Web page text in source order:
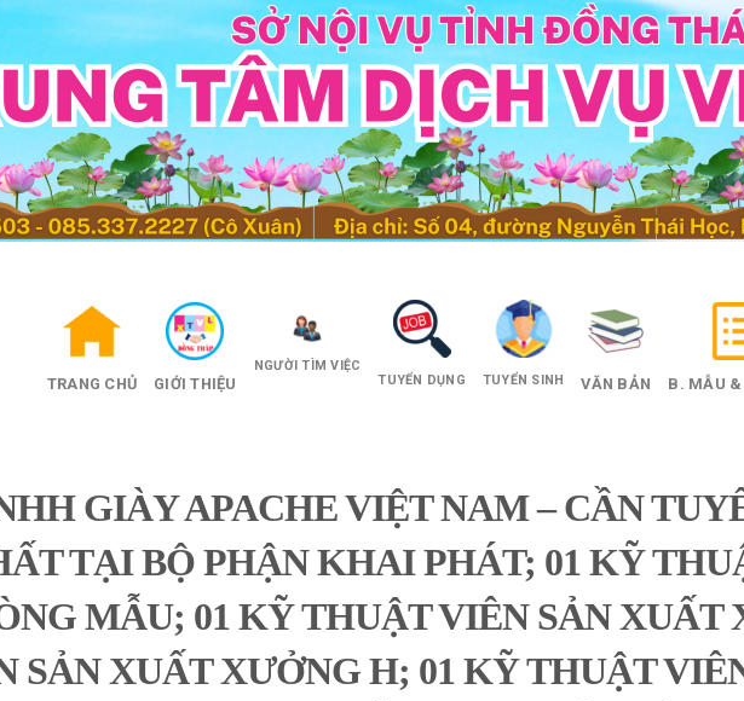
TRANG CHỦ GIỚI THIỆU
NGƯỜI TÌM VIỆC
TUYỂN DỤNG
TUYỂN SINH VĂN BẢN B. MẪU &
GIÀY APACHE VIỆT NAM – CẦN
TẠI BỘ PHẬN KHAI PHÁT; 01 KỸ
MẪU; 01 KỸ THUẬT VIÊN SẢN XUẤT
SẢN XUẤT XƯỞNG H; 01 KỸ THUẬT